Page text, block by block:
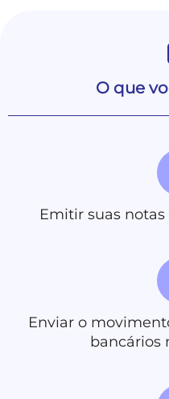
O que
Emitir suas
Enviar o
bancários